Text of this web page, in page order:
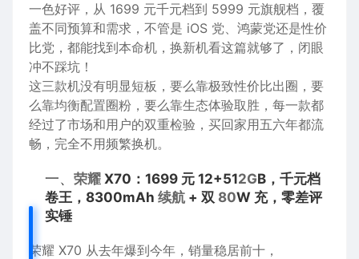
一色好评 ，从 1699 元千元档到 5999 元旗舰档，覆
盖不同预算和需求，不管是 iOS 党、 鸿蒙党还是性价
比党， 都能找到本命机，换新机看这篇就够了，闭眼
冲不踩坑！
这三款机没有明显短板，要么靠极致性价比出圈，要
么靠均衡配置圈粉，要么靠生态体验取胜，每一款都
经过了市场和用户的双重检验，买回家用五六年都流
畅 ，完全不用频繁换机。
一、 荣耀 X70：1699 元 12+512GB，千元档
卷王，8300mAh 续航 + 双 80W 充，零差评
实锤
荣耀 X70 从去年爆到今年，销量稳居前十，